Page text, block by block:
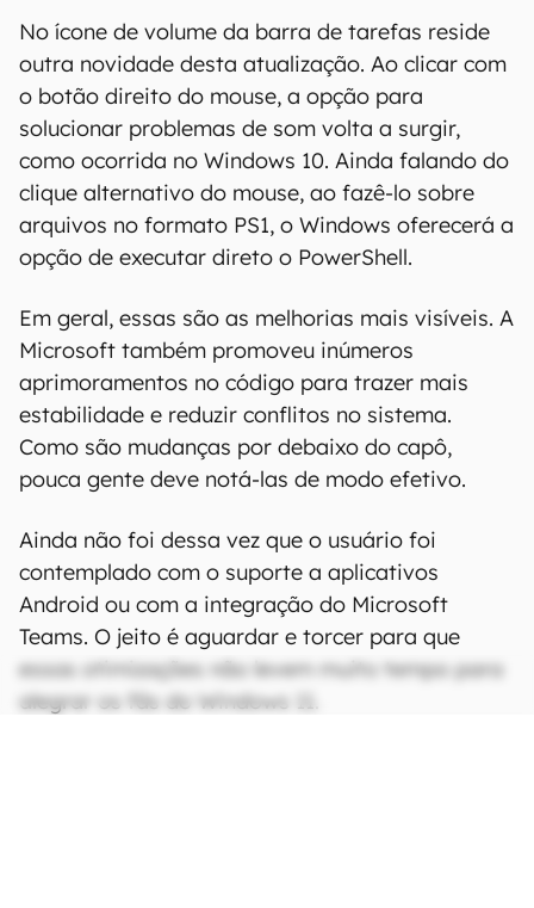
No ícone de volume da barra de tarefas reside
outra novidade desta atualização. Ao clicar com
o botão direito do mouse, a opção para
solucionar problemas de som volta a surgir,
como ocorrida no Windows 10. Ainda falando do
clique alternativo do mouse, ao fazê-lo sobre
arquivos no formato PS1, o Windows oferecerá a
opção de executar direto o PowerShell.
Em geral, essas são as melhorias mais visíveis. A
Microsoft também promoveu inúmeros
aprimoramentos no código para trazer mais
estabilidade e reduzir conflitos no sistema.
Como são mudanças por debaixo do capô,
pouca gente deve notá-las de modo efetivo.
Ainda não foi dessa vez que o usuário foi
contemplado com o suporte a aplicativos
Android ou com a integração do Microsoft
Teams. O jeito é aguardar e torcer para que
essas otimizações não levem muito tempo para
alegrar os fãs do Windows 11.